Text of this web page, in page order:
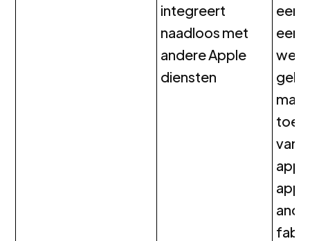
integreert
naadloos met
andere Apple
diensten
een
web
mail